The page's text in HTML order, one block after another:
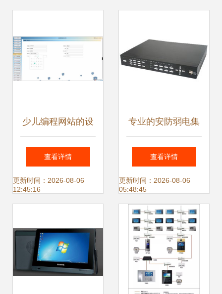
少儿编程网站的设
计与实现——基于
计算机系统服务的
查看详情
更新时间：2026-08-06
12:45:16
专业的安防弱电集
成方案服务商 ——
支撑广州智能化监
控项目优质落地
查看详情
更新时间：2026-08-06
05:48:45